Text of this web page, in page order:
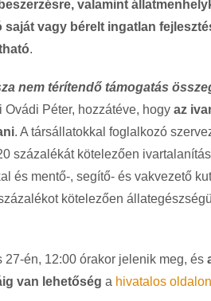
valamint
vagy bérelt ingatlan
.
nem térítendő támogatás
Ovádi Péter, hozzátéve, hogy az
. A társállatokkal foglalkozó
százalékát kötelezően
és mentő-, segítő- és vakvezető
kötelezően
én, 12:00 órakor jelenik meg, és
van lehetőség a hivatalos oldalon